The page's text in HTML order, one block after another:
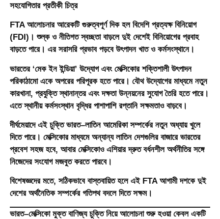
সহযোগিতার প্রতীকী চিত্র
FTA আলোচনার আরেকটি গুরুত্বপূর্ণ দিক হল বিদেশি প্রত্যক্ষ বিনিয়োগ
(FDI)। শুল্ক ও নীতিগত স্বচ্ছতা বাড়লে দুই দেশেই বিনিয়োগের প্রবাহ
বাড়তে পারে। এর সরাসরি প্রভাব পড়বে উৎপাদন খাত ও কর্মসংস্থানে।
ভারতের ‘মেক ইন ইন্ডিয়া’ উদ্যোগ এবং মেক্সিকোর শক্তিশালী উৎপাদন
পরিকাঠামো একে অপরের পরিপূরক হতে পারে। যৌথ উদ্যোগের মাধ্যমে নতুন
কারখানা, প্রযুক্তি স্থানান্তর এবং দক্ষতা উন্নয়নের সুযোগ তৈরি হতে পারে।
এতে স্থানীয় কর্মসংস্থান বৃদ্ধির পাশাপাশি রপ্তানি সক্ষমতাও বাড়বে।
দীর্ঘমেয়াদে এই চুক্তি ভারত–লাতিন আমেরিকা সম্পর্কের নতুন অধ্যায় খুলে
দিতে পারে। মেক্সিকোর মাধ্যমে অন্যান্য লাতিন দেশগুলির বাজারে ভারতের
প্রবেশ সহজ হবে, আবার মেক্সিকোও এশিয়ার দ্রুত বর্ধনশীল অর্থনীতির সঙ্গে
নিজেদের সংযোগ মজবুত করতে পারবে।
বিশেষজ্ঞদের মতে, সঠিকভাবে বাস্তবায়িত হলে এই FTA আগামী দশকে দুই
দেশের অর্থনৈতিক সম্পর্কের গতিপথ বদলে দিতে সক্ষম।
ভারত–মেক্সিকো মুক্ত বাণিজ্য চুক্তি নিয়ে আলোচনা শুরু হওয়া কেবল একটি